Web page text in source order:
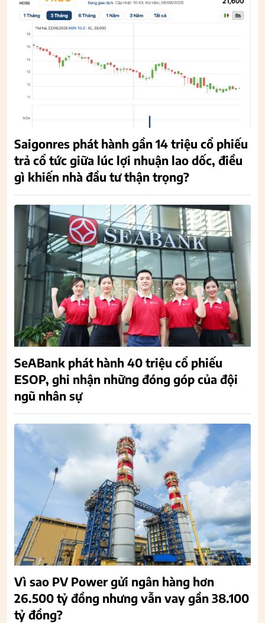
Saigonres phát hành gần 14 triệu cổ phiếu
trả cổ tức giữa lúc lợi nhuận lao dốc, điều
gì khiến nhà đầu tư thận trọng?
SeABank phát hành 40 triệu cổ phiếu
ESOP, ghi nhận những đóng góp của đội
ngũ nhân sự
Vì sao PV Power gửi ngân hàng hơn
26.500 tỷ đồng nhưng vẫn vay gần 38.100
tỷ đồng?